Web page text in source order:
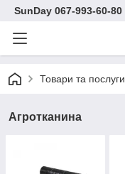
SunDay 067-993-60-80
Товари та послуги
Агротканина